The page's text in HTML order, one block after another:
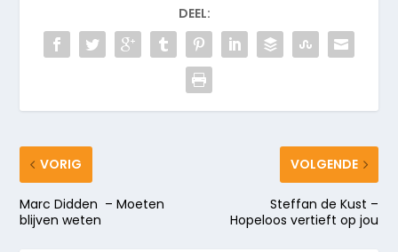
DEEL:
VORIG
Marc Didden – Moeten
blijven weten
VOLGENDE
Steffan de Kust –
Hopeloos vertieft op jou